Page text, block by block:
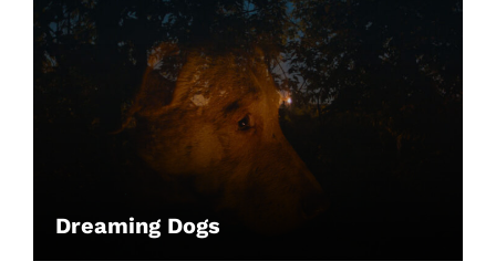
Dreaming Dogs